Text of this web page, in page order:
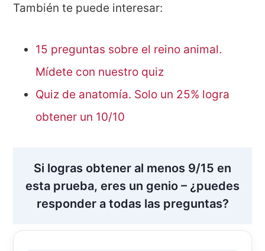
También te puede interesar:
15 preguntas sobre el reino animal.
Mídete con nuestro quiz
Quiz de anatomía. Solo un 25% logra
obtener un 10/10
Si logras obtener al menos 9/15 en
esta prueba, eres un genio – ¿puedes
responder a todas las preguntas?